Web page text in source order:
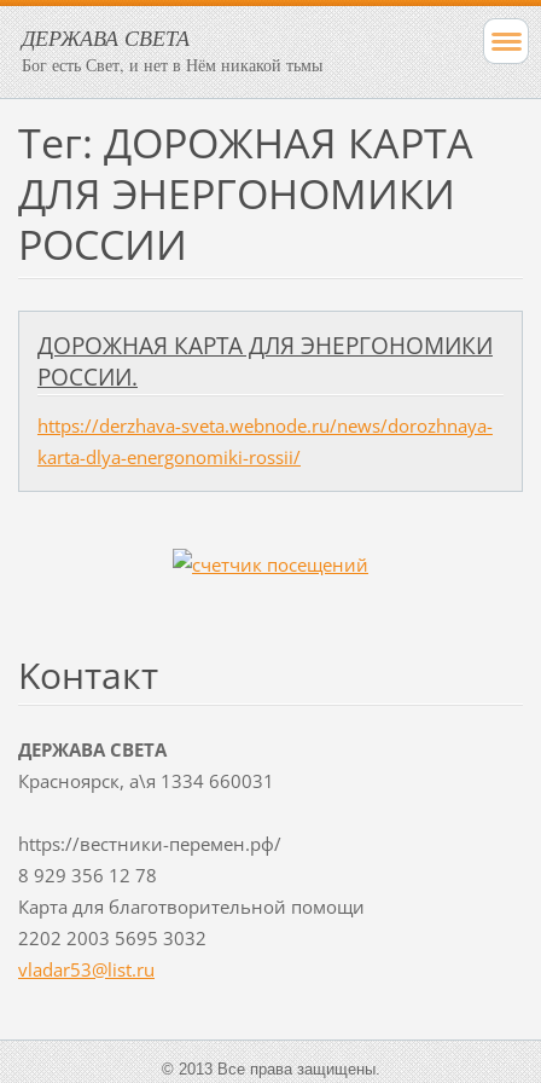
ДЕРЖАВА СВЕТА
Бог есть Свет, и нет в Нём никакой тьмы
Тег: ДОРОЖНАЯ КАРТА
ДЛЯ ЭНЕРГОНОМИКИ
РОССИИ
ДОРОЖНАЯ КАРТА ДЛЯ ЭНЕРГОНОМИКИ
РОССИИ.
https://derzhava-sveta.webnode.ru/news/dorozhnaya-
karta-dlya-energonomiki-rossii/
Koнтакт
ДЕРЖАВА СВЕТА
Красноярск, а\я 1334 660031
https://вестники-перемен.рф/
8 929 356 12 78
Карта для благотворительной помощи
2202 2003 5695 3032
vladar53@list.ru
© 2013 Все права защищены.